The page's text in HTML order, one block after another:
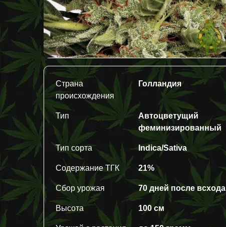
Страна
происхождения
Голландия
Тип
Автоцветущий
феминизированный
Тип сорта Indica/Sativa
Содержание ТГК 21%
Сбор урожая 70 дней после всхода
Высота 100 см